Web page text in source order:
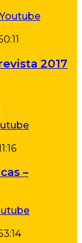
2017
–